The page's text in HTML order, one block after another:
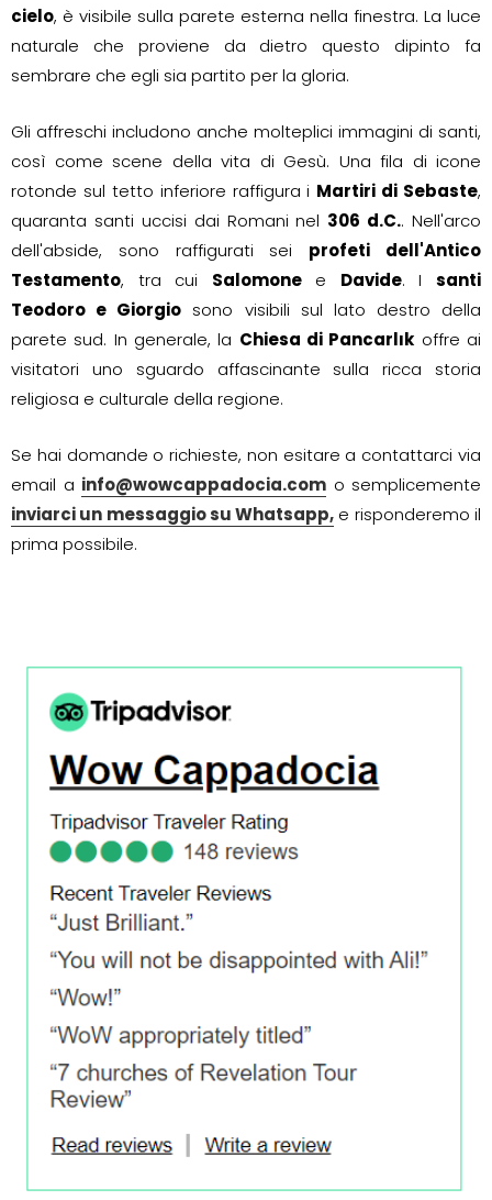
cielo, è visibile sulla parete esterna nella finestra. La luce
naturale che proviene da dietro questo dipinto fa
sembrare che egli sia partito per la gloria.
Gli affreschi includono anche molteplici immagini di santi,
così come scene della vita di Gesù. Una fila di icone
rotonde sul tetto inferiore raffigura i Martiri di Sebaste,
quaranta santi uccisi dai Romani nel 306 d.C.. Nell'arco
dell'abside, sono raffigurati sei profeti dell'Antico
Testamento, tra cui Salomonee Davide. Isanti
Teodoro e Giorgio sono visibili sul lato destro della
parete sud. In generale, la Chiesa di Pancarlık offre ai
visitatori uno sguardo affascinante sulla ricca storia
religiosa e culturale della regione.
Se hai domande o richieste, non esitare a contattarci via
email a info@wowcappadocia.com o semplicemente
inviarci un messaggio su Whatsapp, e risponderemo il
prima possibile.